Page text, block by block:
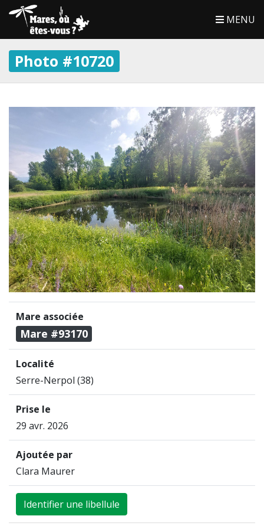
MENU
Photo #10720
Mare associée
Mare #93170
Localité
Serre-Nerpol (38)
Prise le
29 avr. 2026
Ajoutée par
Clara Maurer
Identifier une libellule